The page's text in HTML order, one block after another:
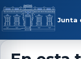
Saltar al contenido
Junta
menú